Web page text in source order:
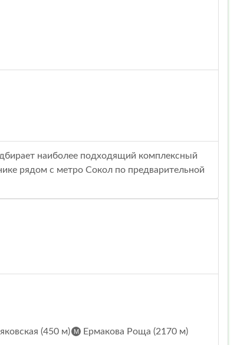
наиболее подходящий комплексный
рядом с метро Сокол по предварительной
(450 м) Ермакова Роща (2170 м)